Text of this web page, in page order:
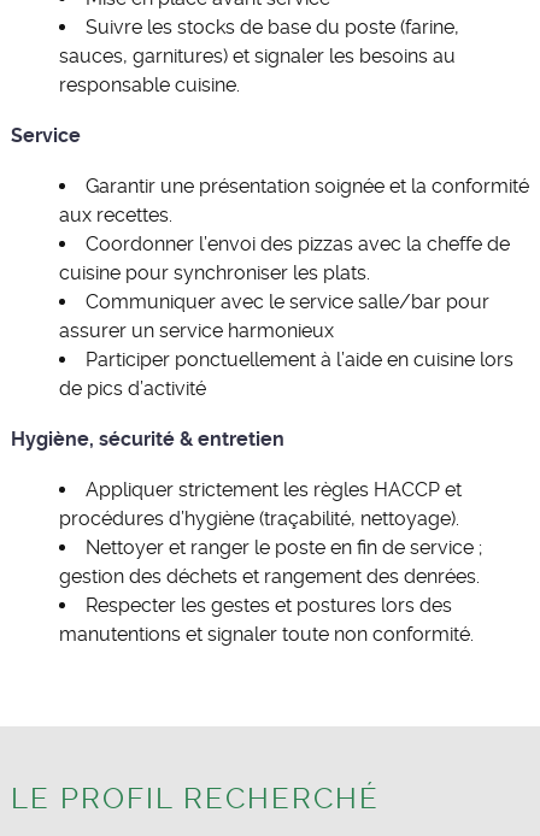
Suivre les stocks de base du poste (farine,
sauces, garnitures) et signaler les besoins au
responsable cuisine.
Service
Garantir une présentation soignée et la conformité
aux recettes.
Coordonner l’envoi des pizzas avec la cheffe de
cuisine pour synchroniser les plats.
Communiquer avec le service salle/bar pour
assurer un service harmonieux
Participer ponctuellement à l’aide en cuisine lors
de pics d’activité
Hygiène, sécurité & entretien
Appliquer strictement les règles HACCP et
procédures d’hygiène (traçabilité, nettoyage).
Nettoyer et ranger le poste en fin de service ;
gestion des déchets et rangement des denrées.
Respecter les gestes et postures lors des
manutentions et signaler toute non conformité.
LE PROFIL RECHERCHÉ